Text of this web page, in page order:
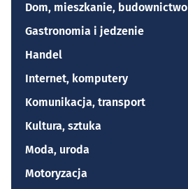
Dom, mieszkanie, budownictwo
Gastronomia i jedzenie
Handel
Internet, komputery
Komunikacja, transport
Kultura, sztuka
Moda, uroda
Motoryzacja